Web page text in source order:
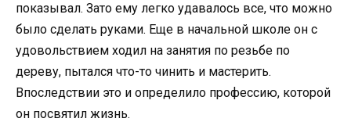
показывал. Зато ему легко удавалось все, что можно
было сделать руками. Еще в начальной школе он с
удовольствием ходил на занятия по резьбе по
дереву, пытался что-то чинить и мастерить.
Впоследствии это и определило профессию, которой
он посвятил жизнь.